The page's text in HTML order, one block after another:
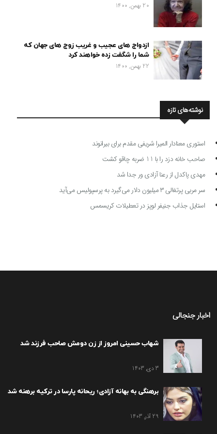
20 بهمن, 1400
ازدواج های عجیب و غریب زوج های جهان که
شما را شگفت زده خواهند کرد
22 بهمن, 1400
نوشته‌های تازه
استوری معنادار المیرا شریفی مقدم برای بیرانوند
صاحب خانه دزد را با 11 ضربه چاقو کشت
مهدی پاکدل از رعنا آزادی ور جدا شد
سر مربی پرتغالی ۳ میلیون دلار می‌گیرد به پرسپولیس می‌آید
استایل جذاب جنیفر لوپز در تعطیلات کریسمس
اخبار جنجالی
شهاب حسینی امروز از زن دومش صاحب فرزند شد
3 دی, 1403
برهنگی به بهانه آزادی؛ ریحانه پارسا در ترکیه برهنه شد
29 آذر, 1403